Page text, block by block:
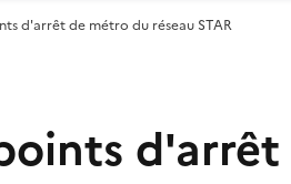
d'arrêt de métro du réseau STAR